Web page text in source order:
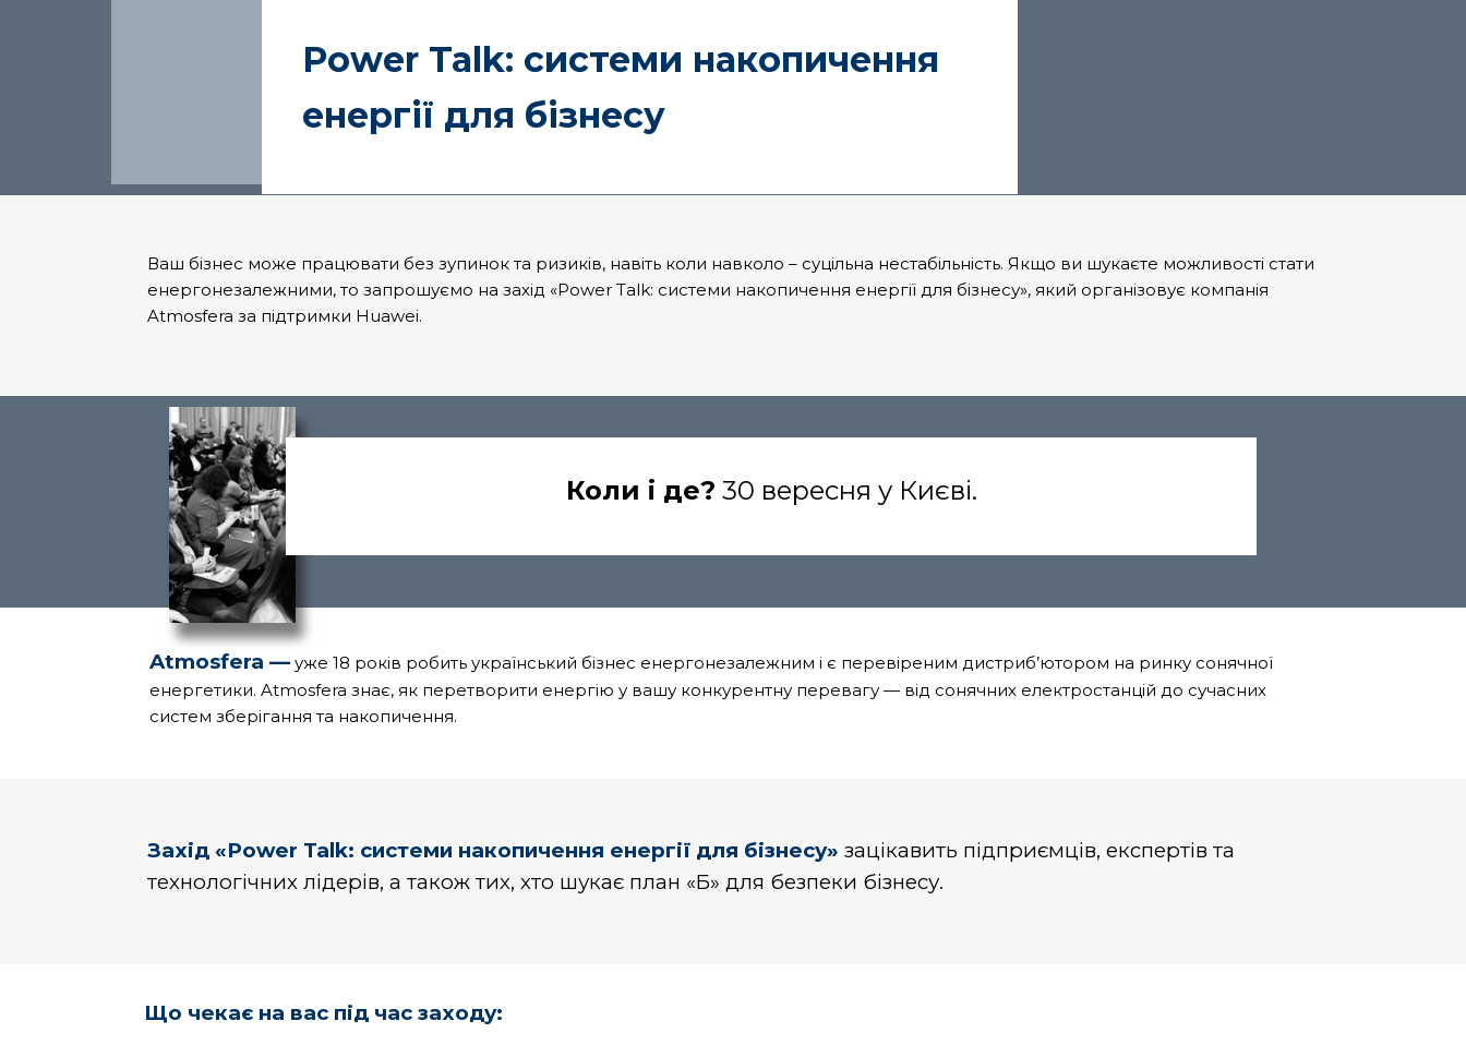
Power Talk: cистеми накопичення
енергії для бізнесу
Ваш бізнес може працювати без зупинок та ризиків, навіть коли навколо – суцільна нестабільність. Якщо ви шукаєте можливості стати
енергонезалежними, то запрошуємо на захід «Power Talk: системи накопичення енергії для бізнесу», який організовує компанія
Atmosfera за підтримки Huawei.
Коли і де? 30 вересня у Києві.
Atmosfera — уже 18 років робить український бізнес енергонезалежним і є перевіреним дистриб’ютором на ринку сонячної
енергетики. Atmosfera знає, як перетворити енергію у вашу конкурентну перевагу — від сонячних електростанцій до сучасних
систем зберігання та накопичення.
Захід «Power Talk: системи накопичення енергії для бізнесу» зацікавить підприємців, експертів та
технологічних лідерів, а також тих, хто шукає план «Б» для безпеки бізнесу.
Що чекає на вас під час заходу: